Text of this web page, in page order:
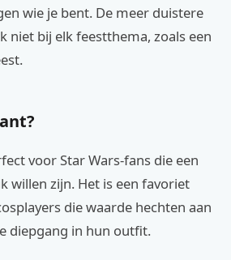
wie je bent. De meer duistere
niet bij elk feestthema, zoals een
voor Star Wars-fans die een
willen zijn. Het is een favoriet
die waarde hechten aan
diepgang in hun outfit.